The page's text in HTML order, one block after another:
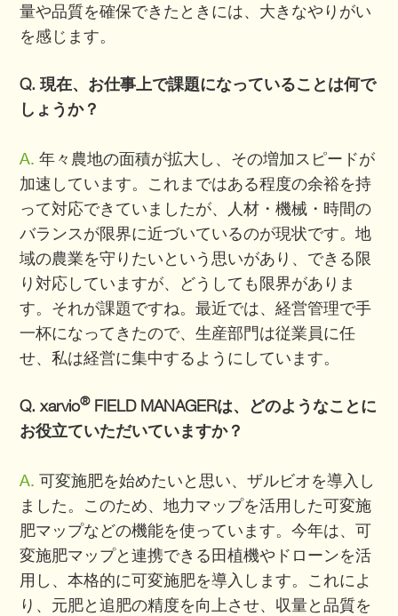
量や品質を確保できたときには、大きなやりがい
を感じます。
Q. 現在、お仕事上で課題になっていることは何で
しょうか？
A. 年々農地の面積が拡大し、その増加スピードが
加速しています。これまではある程度の余裕を持
って対応できていましたが、人材・機械・時間の
バランスが限界に近づいているのが現状です。地
域の農業を守りたいという思いがあり、できる限
り対応していますが、どうしても限界がありま
す。それが課題ですね。最近では、経営管理で手
一杯になってきたので、生産部門は従業員に任
せ、私は経営に集中するようにしています。
Q. xarvio®FIELD MANAGERは、どのようなことに
お役立ていただいていますか？
A. 可変施肥を始めたいと思い、ザルビオを導入し
ました。このため、地力マップを活用した可変施
肥マップなどの機能を使っています。今年は、可
変施肥マップと連携できる田植機やドローンを活
用し、本格的に可変施肥を導入します。これによ
り、元肥と追肥の精度を向上させ、収量と品質を